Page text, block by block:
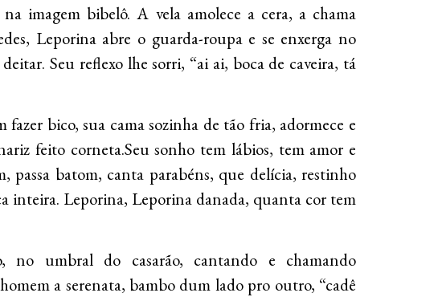
imagem bibelô. A vela amolece a cera, a chama
Leporina abre o guarda-roupa e se enxerga no
deitar. Seu reflexo lhe sorri, “ai ai, boca de caveira, tá
fazer bico, sua cama sozinha de tão fria, adormece e
feito corneta.Seu sonho tem lábios, tem amor e
passa batom, canta parabéns, que delícia, restinho
inteira. Leporina, Leporina danada, quanta cor tem
no umbral do casarão, cantando e chamando
a serenata, bambo dum lado pro outro, “cadê